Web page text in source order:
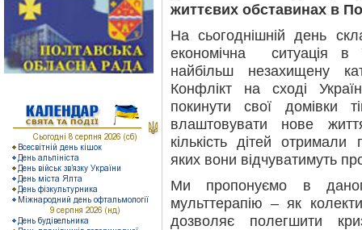
життєвих обставинах в
На сьогоднішній день
економічна ситуація в
найбільш незахищену
Конфлікт на сході
покинути свої домівки
влаштовувати нове
кількість дітей отримали
яких вони відчуватимуть
Ми пропонуємо в
мульттерапію – як
дозволяє полегшити